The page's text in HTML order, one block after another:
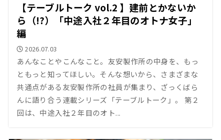
【テーブルトーク vol.2 】建前とかないか
ら（!?）「中途入社２年目のオトナ女子」
編
2026.07.03
あんなことやこんなこと。友安製作所の中身を、もっ
ともっと知ってほしい。そんな想いから、さまざまな
共通点がある友安製作所の社員が集まり、ざっくばら
んに語り合う連載シリーズ「テーブルトーク」。 第２
回は、中途入社２年目のオト...